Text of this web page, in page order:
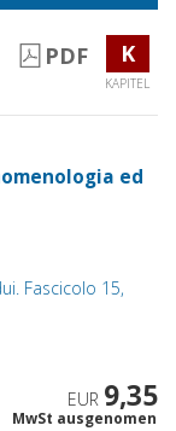
PDF K
KAPITEL
ed
Fascicolo 15,
EUR 9,35
MwSt ausgenomen